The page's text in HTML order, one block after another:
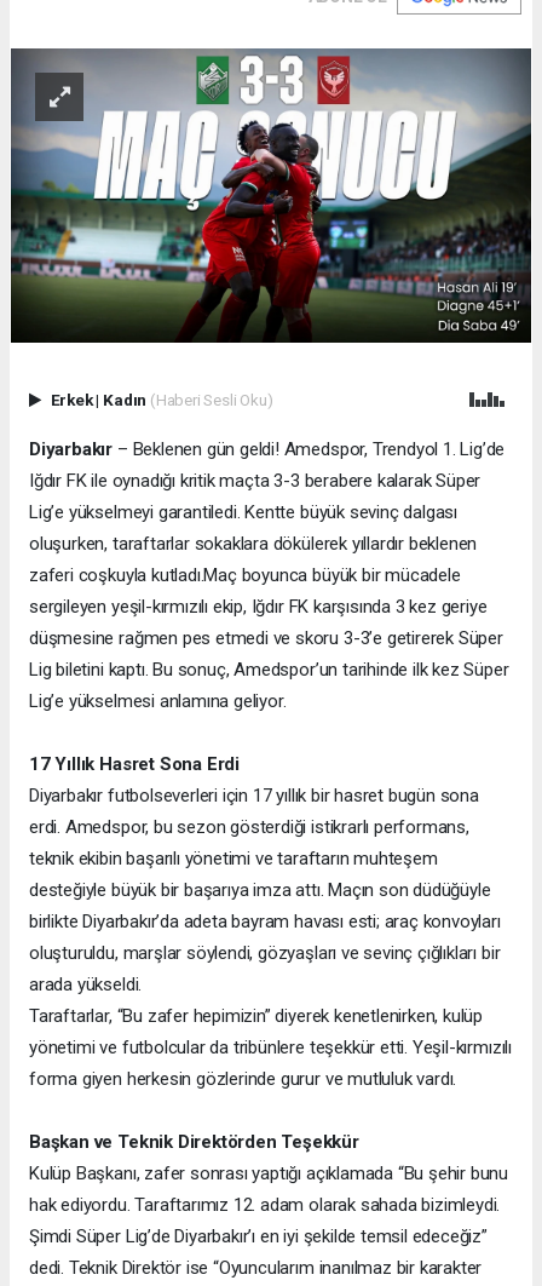
Erkek| Kadın (Haberi Sesli Oku)
Diyarbakır – Beklenen gün geldi! Amedspor, Trendyol 1. Lig’de
Iğdır FK ile oynadığı kritik maçta 3-3 berabere kalarak Süper
Lig’e yükselmeyi garantiledi. Kentte büyük sevinç dalgası
oluşurken, taraftarlar sokaklara dökülerek yıllardır beklenen
zaferi coşkuyla kutladı.Maç boyunca büyük bir mücadele
sergileyen yeşil-kırmızılı ekip, Iğdır FK karşısında 3 kez geriye
düşmesine rağmen pes etmedi ve skoru 3-3’e getirerek Süper
Lig biletini kaptı. Bu sonuç, Amedspor’un tarihinde ilk kez Süper
Lig’e yükselmesi anlamına geliyor.
17 Yıllık Hasret Sona Erdi
Diyarbakır futbolseverleri için 17 yıllık bir hasret bugün sona
erdi. Amedspor, bu sezon gösterdiği istikrarlı performans,
teknik ekibin başarılı yönetimi ve taraftarın muhteşem
desteğiyle büyük bir başarıya imza attı. Maçın son düdüğüyle
birlikte Diyarbakır’da adeta bayram havası esti; araç konvoyları
oluşturuldu, marşlar söylendi, gözyaşları ve sevinç çığlıkları bir
arada yükseldi.
Taraftarlar, “Bu zafer hepimizin” diyerek kenetlenirken, kulüp
yönetimi ve futbolcular da tribünlere teşekkür etti. Yeşil-kırmızılı
forma giyen herkesin gözlerinde gurur ve mutluluk vardı.
Başkan ve Teknik Direktörden Teşekkür
Kulüp Başkanı, zafer sonrası yaptığı açıklamada “Bu şehir bunu
hak ediyordu. Taraftarımız 12. adam olarak sahada bizimleydi.
Şimdi Süper Lig’de Diyarbakır’ı en iyi şekilde temsil edeceğiz”
dedi. Teknik Direktör ise “Oyuncularım inanılmaz bir karakter